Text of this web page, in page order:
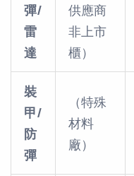
彈/
雷
達
供應商
非上市
櫃）
裝
甲/
防
彈
（特殊
材料
廠）